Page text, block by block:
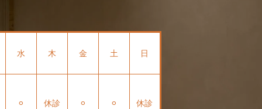
水 木 金 土 日
⚪︎ 休診 ⚪︎ ⚪︎ 休診